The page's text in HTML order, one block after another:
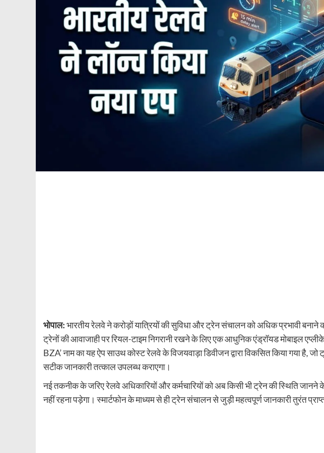
भोपाल:भारतीय रेलवे ने करोड़ों यात्रियों की सुविधा और ट्रेन संचालन को अधिक प्रभावी बनाने
ट्रेनों की आवाजाही पर रियल-टाइम निगरानी रखने के लिए एक आधुनिक एंड्रॉयड मोबाइल
BZA’ नाम का यह ऐप साउथ कोस्ट रेलवे के विजयवाड़ा डिवीजन द्वारा विकसित किया गया है,
सटीक जानकारी तत्काल उपलब्ध कराएगा।
नई तकनीक के जरिए रेलवे अधिकारियों और कर्मचारियों को अब किसी भी ट्रेन की स्थिति जानने
नहीं रहना पड़ेगा। स्मार्टफोन के माध्यम से ही ट्रेन संचालन से जुड़ी महत्वपूर्ण जानकारी तुरंत